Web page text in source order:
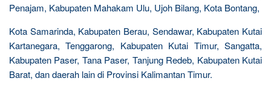
Penajam, Kabupaten Mahakam Ulu, Ujoh Bilang, Kota Bontang,
Kota Samarinda, Kabupaten Berau, Sendawar, Kabupaten Kutai
Kartanegara, Tenggarong, Kabupaten Kutai Timur, Sangatta,
Kabupaten Paser, Tana Paser, Tanjung Redeb, Kabupaten Kutai
Barat, dan daerah lain di Provinsi Kalimantan Timur.